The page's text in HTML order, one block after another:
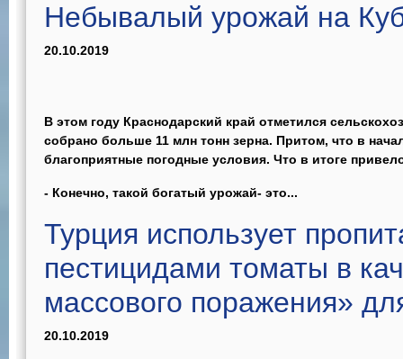
Небывалый урожай на
20.10.2019
В этом году Краснодарский край отметился
собрано больше 11 млн тонн зерна. Притом, что в
благоприятные погодные условия. Что в итоге
- Конечно, такой богатый урожай- это...
Турция использует
пестицидами томаты в
массового поражения»
20.10.2019